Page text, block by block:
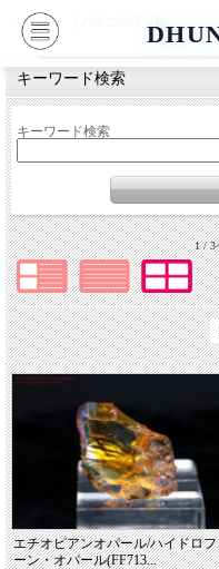
ホーム >
キーワード検索
キーワード検索
1 / 3
エチオピアンオパール/ハイドロ
ーン・オパール(FF713...